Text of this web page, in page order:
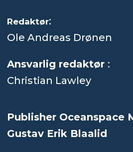
Redaktør:
Ole Andreas Drønen
Ansvarlig redaktør :
Christian Lawley
Publisher Oceanspace
Gustav Erik Blaalid